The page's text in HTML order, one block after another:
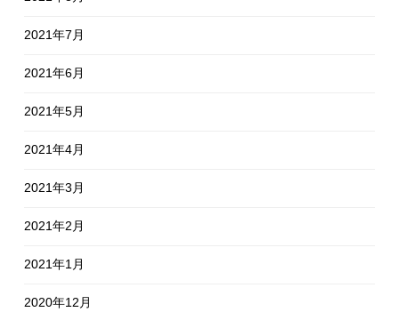
2021年7月
2021年6月
2021年5月
2021年4月
2021年3月
2021年2月
2021年1月
2020年12月